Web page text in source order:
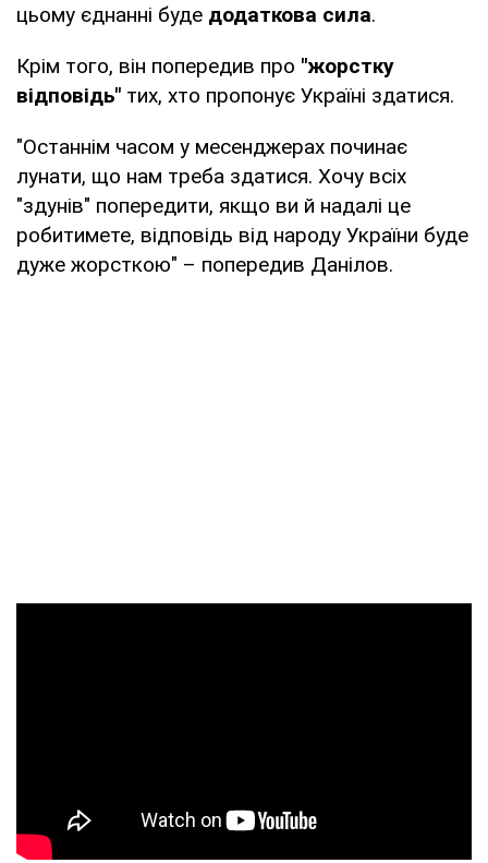
цьому єднанні буде додаткова сила.
Крім того, він попередив про "жорстку
відповідь" тих, хто пропонує Україні здатися.
"Останнім часом у месенджерах починає
лунати, що нам треба здатися. Хочу всіх
"здунів" попередити, якщо ви й надалі це
робитимете, відповідь від народу України буде
дуже жорсткою" – попередив Данілов.